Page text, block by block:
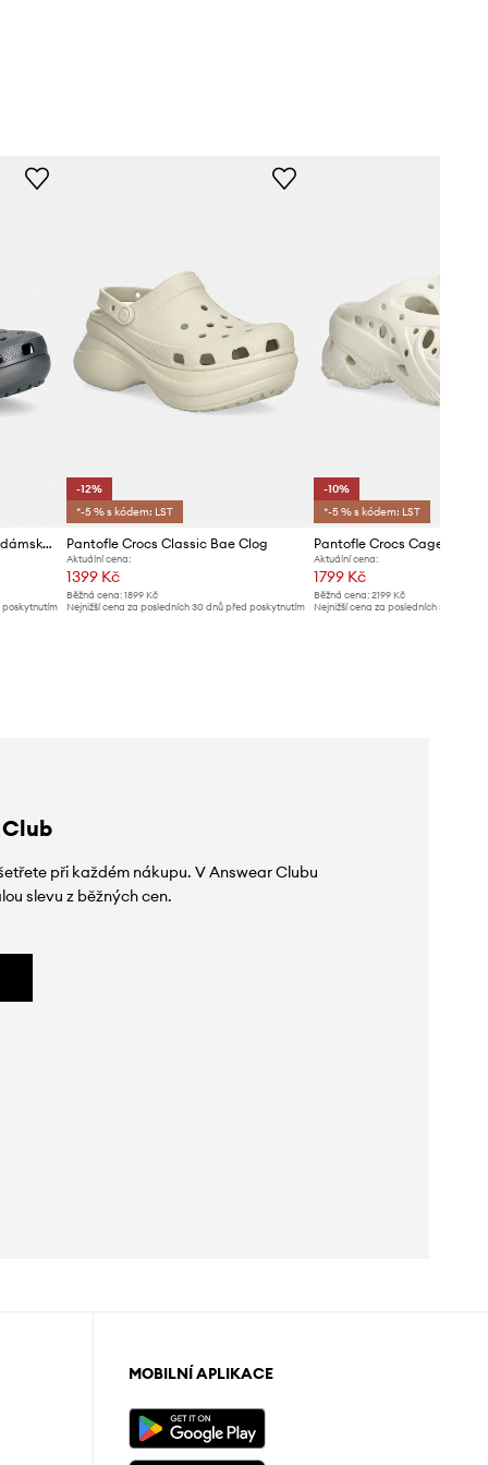
Crocs pantofle na platformě dámské Classic Platform Buckle Clog
poskytnutím
-12%
*-5 % s kódem: LST
Pantofle Crocs Classic Bae Clog
Aktuální cena:
1399 Kč
Běžná cena:1899 Kč
Nejnižší cena za posledních 30 dnů před poskytnutím
-10%
*-5 % s kódem: LST
Pantofle Crocs Caged Clog
Aktuální cena:
1799 Kč
Běžná cena: 2199 Kč
Nejnižší cena za posledních 30 dnů
při každém nákupu. V Answear Clubu
slevu z běžných cen.
MOBILNÍ APLIKACE